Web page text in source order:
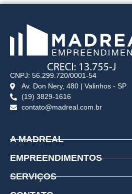
CNPJ: 56.299.720/0001-54
Av. Don Nery, 480 | Valinhos - SP
(19) 3829-1616
contato@madreal.com.br
A MADREAL
EMPREENDIMENTOS
SERVIÇOS